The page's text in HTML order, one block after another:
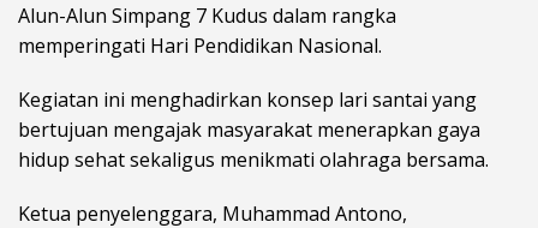
Alun-Alun Simpang 7 Kudus dalam rangka
memperingati Hari Pendidikan Nasional.
Kegiatan ini menghadirkan konsep lari santai yang
bertujuan mengajak masyarakat menerapkan gaya
hidup sehat sekaligus menikmati olahraga bersama.
Ketua penyelenggara, Muhammad Antono,